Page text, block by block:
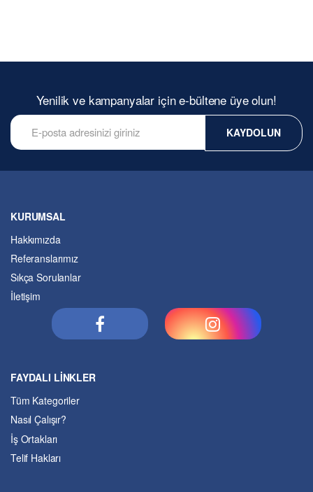
Yenilik ve kampanyalar için e-bültene üye olun!
KAYDOLUN
KURUMSAL
Hakkımızda
Referanslarımız
Sıkça Sorulanlar
İletişim
FAYDALI LİNKLER
Tüm Kategoriler
Nasıl Çalışır?
İş Ortakları
Telif Hakları